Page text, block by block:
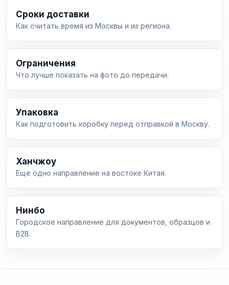
Сроки доставки
Как считать время из Москвы и из региона.
Ограничения
Что лучше показать на фото до передачи.
Упаковка
Как подготовить коробку перед отправкой в Москву.
Ханчжоу
Еще одно направление на востоке Китая.
Нинбо
Городское направление для документов, образцов и
B2B.